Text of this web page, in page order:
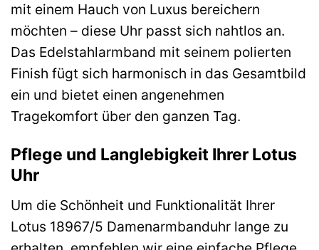
mit einem Hauch von Luxus bereichern
möchten – diese Uhr passt sich nahtlos an.
Das Edelstahlarmband mit seinem polierten
Finish fügt sich harmonisch in das Gesamtbild
ein und bietet einen angenehmen
Tragekomfort über den ganzen Tag.
Pflege und Langlebigkeit Ihrer Lotus
Uhr
Um die Schönheit und Funktionalität Ihrer
Lotus 18967/5 Damenarmbanduhr lange zu